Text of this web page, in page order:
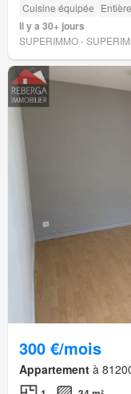
Cuisine équipée
Il y a 30+ jours
SUPERIMMO -
300 €/mois
Appartement à